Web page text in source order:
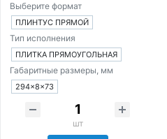
Выберите формат
ПЛИНТУС ПРЯМОЙ
Тип исполнения
ПЛИТКА ПРЯМОУГОЛЬНАЯ
Габаритные размеры, мм
294×8×73
шт